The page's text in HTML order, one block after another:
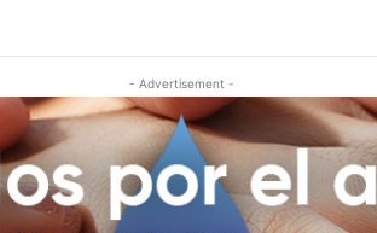
- Advertisement -